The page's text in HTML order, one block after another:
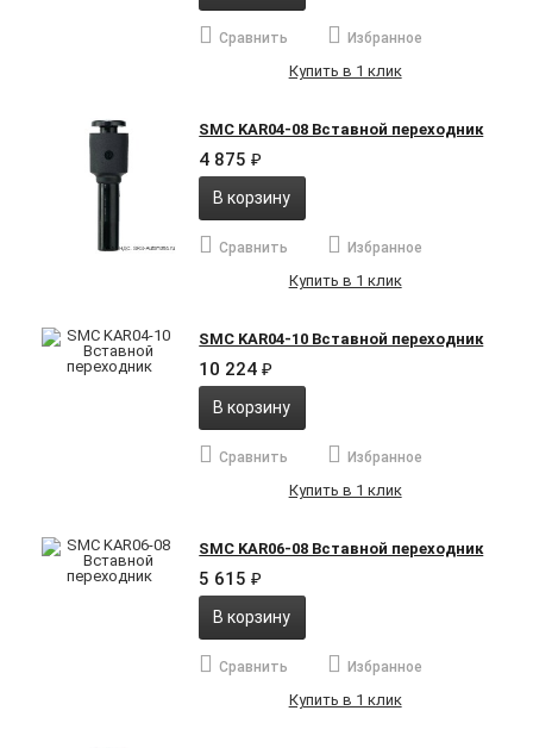
Сравнить Избранное
Купить в 1 клик
SMC KAR04-08 Вставной переходник
4 875₽
В корзину
Сравнить Избранное
Купить в 1 клик
SMC KAR04-10 Вставной переходник
10 224₽
В корзину
Сравнить Избранное
Купить в 1 клик
SMC KAR06-08 Вставной переходник
5 615₽
В корзину
Сравнить Избранное
Купить в 1 клик